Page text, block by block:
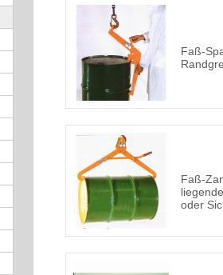
Faß-
Faß-
oder